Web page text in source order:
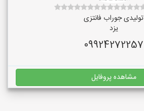
تولیدی جوراب فانتزی
یزد
09924272257
مشاهده پروفایل